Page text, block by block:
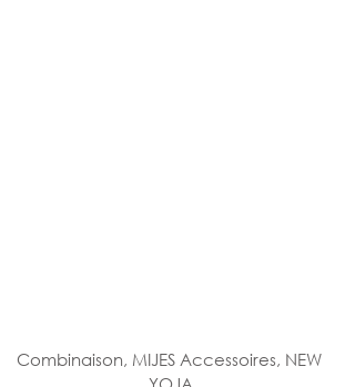
Combinaison, MIJES Accessoires, NEW